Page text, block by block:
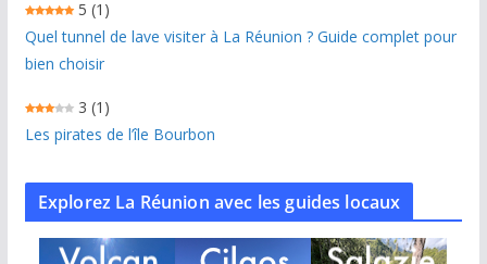
5 (1)
Quel tunnel de lave visiter à La Réunion ? Guide complet pour
bien choisir
3 (1)
Les pirates de l’île Bourbon
Explorez La Réunion avec les guides locaux